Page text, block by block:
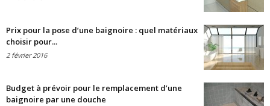
Prix pour la pose d’une baignoire : quel matériaux
choisir pour...
2 février 2016
Budget à prévoir pour le remplacement d’une
baignoire par une douche